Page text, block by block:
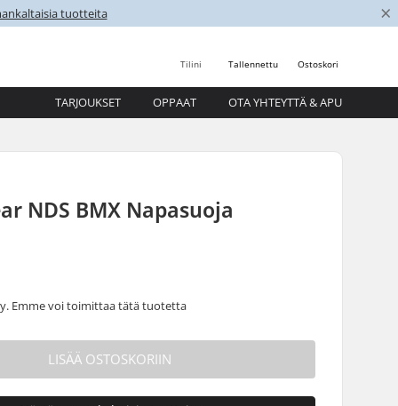
tuotteita ×
Ostoskori
Tallennettu
Tilini
TARJOUKSET OPPAAT OTA YHTEYTTÄ & APU
NDS BMX Napasuoja
Emme voi toimittaa tätä tuotetta
LISÄÄ OSTOSKORIIN